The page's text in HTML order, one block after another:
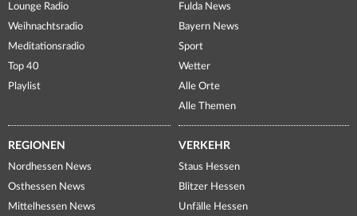
Lounge Radio
Weihnachtsradio
Meditationsradio
Top 40
Playlist
Fulda News
Bayern News
Sport
Wetter
Alle Orte
Alle Themen
REGIONEN
Nordhessen News
Osthessen News
Mittelhessen News
VERKEHR
Staus Hessen
Blitzer Hessen
Unfälle Hessen